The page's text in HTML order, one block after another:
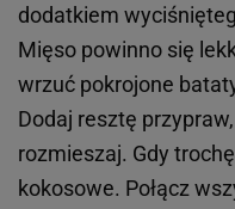
dodatkiem
Mięso powinno się
wrzuć pokrojone
Dodaj resztę
rozmieszaj. Gdy
kokosowe. Połącz